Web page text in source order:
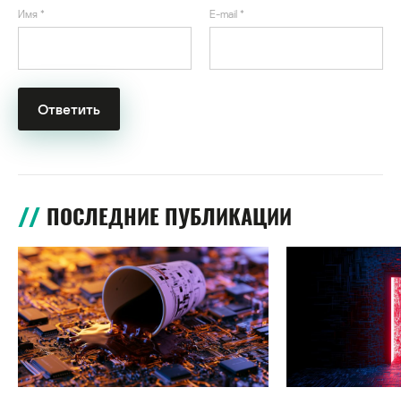
Имя * E-mail *
ПОСЛЕДНИЕ ПУБЛИКАЦИИ